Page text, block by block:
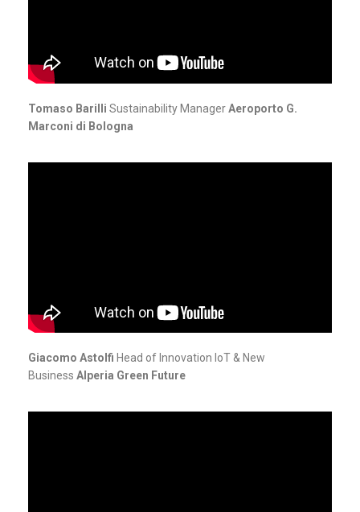
Tomaso Barilli Sustainability ManagerAeroporto G.
Marconi di Bologna
Giacomo Astolfi Head of Innovation IoT & New
Business Alperia Green Future